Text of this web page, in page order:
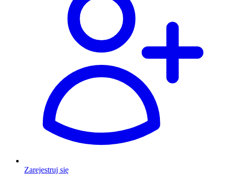
Zarejestruj się